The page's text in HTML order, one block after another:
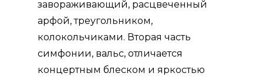
завораживающий, расцвеченный
арфой, треугольником,
колокольчиками. Вторая часть
симфонии, вальс, отличается
концертным блеском и яркостью